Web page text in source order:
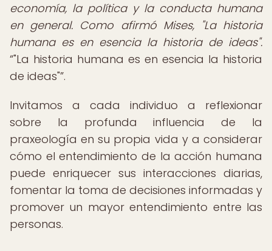
economía, la política y la conducta humana
en general. Como afirmó Mises, "La historia
humana es en esencia la historia de ideas".
"La historia humana es en esencia la historia
de ideas" .
Invitamos a cada individuo a reflexionar
sobre la profunda influencia de la
praxeología en su propia vida y a considerar
cómo el entendimiento de la acción humana
puede enriquecer sus interacciones diarias,
fomentar la toma de decisiones informadas y
promover un mayor entendimiento entre las
personas.